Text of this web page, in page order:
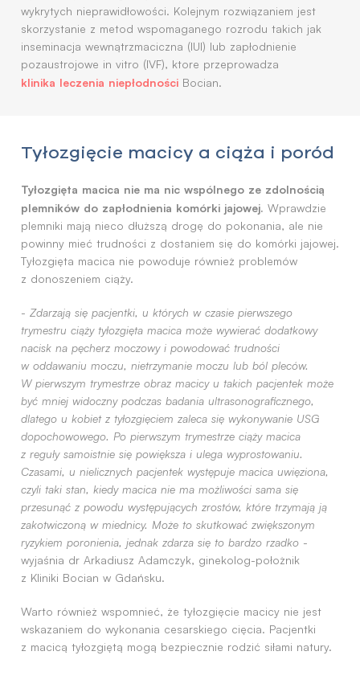
wykrytych nieprawidłowości. Kolejnym rozwiązaniem jest
skorzystanie z metod wspomaganego rozrodu takich jak
inseminacja wewnątrzmaciczna (IUI) lub zapłodnienie
pozaustrojowe in vitro (IVF), ktore przeprowadza
klinika leczenia niepłodności Bocian.
Tyłozgięcie macicy a ciąża i poród
Tyłozgięta macica nie ma nic wspólnego ze zdolnością
plemników do zapłodnienia komórki jajowej. Wprawdzie
plemniki mają nieco dłuższą drogę do pokonania, ale nie
powinny mieć trudności z dostaniem się do komórki jajowej.
Tyłozgięta macica nie powoduje również problemów
z donoszeniem ciąży.
- Zdarzają się pacjentki, u których w czasie pierwszego
trymestru ciąży tyłozgięta macica może wywierać dodatkowy
nacisk na pęcherz moczowy i powodować trudności
w oddawaniu moczu, nietrzymanie moczu lub ból pleców.
W pierwszym trymestrze obraz macicy u takich pacjentek może
być mniej widoczny podczas badania ultrasonograficznego,
dlatego u kobiet z tyłozgięciem zaleca się wykonywanie USG
dopochowowego. Po pierwszym trymestrze ciąży macica
z reguły samoistnie się powiększa i ulega wyprostowaniu.
Czasami, u nielicznych pacjentek występuje macica uwięziona,
czyli taki stan, kiedy macica nie ma możliwości sama się
przesunąć z powodu występujących zrostów, które trzymają ją
zakotwiczoną w miednicy. Może to skutkować zwiększonym
ryzykiem poronienia, jednak zdarza się to bardzo rzadko -
wyjaśnia dr Arkadiusz Adamczyk, ginekolog-położnik
z Kliniki Bocian w Gdańsku.
Warto również wspomnieć, że tyłozgięcie macicy nie jest
wskazaniem do wykonania cesarskiego cięcia. Pacjentki
z macicą tyłozgiętą mogą bezpiecznie rodzić siłami natury.